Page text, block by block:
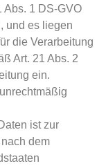
Abs. 1 DS-GVO
und es liegen
die Verarbeitung
Art. 21 Abs. 2
ein.
ist zur
dem